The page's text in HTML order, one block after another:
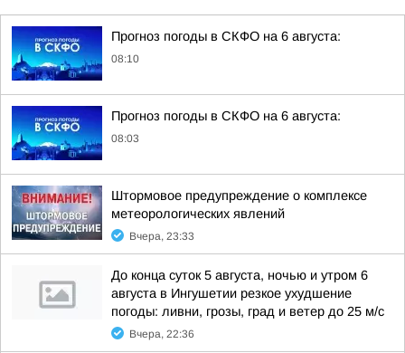
Прогноз погоды в СКФО на 6 августа:
08:10
Прогноз погоды в СКФО на 6 августа:
08:03
Штормовое предупреждение о комплексе
метеорологических явлений
Вчера, 23:33
До конца суток 5 августа, ночью и утром 6
августа в Ингушетии резкое ухудшение
погоды: ливни, грозы, град и ветер до 25 м/с
Вчера, 22:36